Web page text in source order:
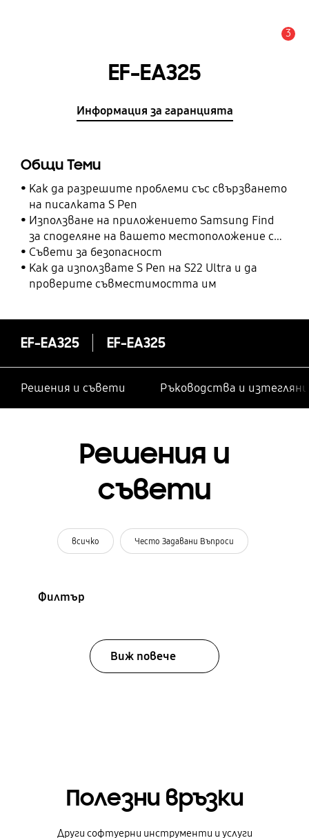
3
EF-EA325
Информация за гаранцията
Общи Теми
Как да разрешите проблеми със свързването
на писалката S Pen
Използване на приложението Samsung Find
за споделяне на вашето местоположение с
вашите приятели, дете, семейство и други
контакти
Съвети за безопасност
Как да използвате S Pen на S22 Ultra и да
проверите съвместимостта им
EF-EA325 EF-EA325
Решения и съвети Ръководства и
Решения и
съвети
всичко Често Задавани Въпроси
Филтър
Виж повече
Полезни връзки
Други софтуерни инструменти и услуги